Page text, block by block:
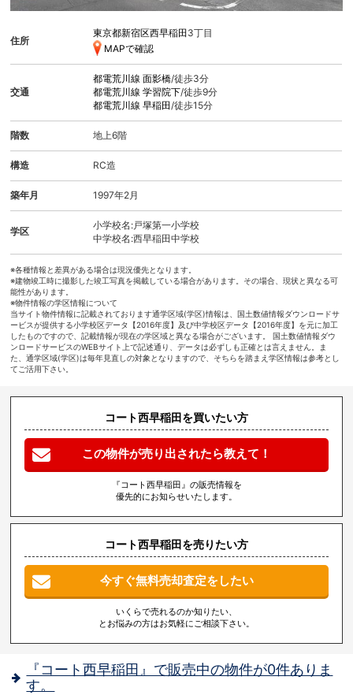
住所
東京都新宿区西早稲田 3丁目
MAPで確認
交通
都電荒川線面影橋/徒歩3分
都電荒川線学習院下/徒歩9分
都電荒川線早稲田 /徒歩15分
階数 地上6階
構造 RC造
築年月 1997年2月
学区
小学校名:戸塚第一小学校
中学校名:西早稲田中学校
※各種情報と差異がある場合は現況優先となります。
※建物竣工時に撮影した竣工写真を掲載している場合があります。その場合、現状と異なる可
能性があります。
※物件情報の学区情報について
当サイト物件情報に記載されております通学区域(学区)情報は、国土数値情報ダウンロードサ
ービスが提供する小学校区データ【2016年度】及び中学校区データ【2016年度】を元に加工
したものですので、記載情報が現在の学区域と異なる場合がございます。 国土数値情報ダウ
ンロードサービスのWEBサイト上で記述通り、データは必ずしも正確とは言えません。ま
た、通学区域(学区)は毎年見直しの対象となりますので、そちらを踏まえ学区情報は参考とし
てご活用下さい。
コート西早稲田を買いたい方
この物件が売り出されたら教えて！
『コート西早稲田』の販売情報を
優先的にお知らせいたします。
コート西早稲田を売りたい方
今すぐ無料売却査定をしたい
いくらで売れるのか知りたい、
とお悩みの方はお気軽にご相談下さい。
『コート西早稲田』で販売中の物件が0件ありま
す。